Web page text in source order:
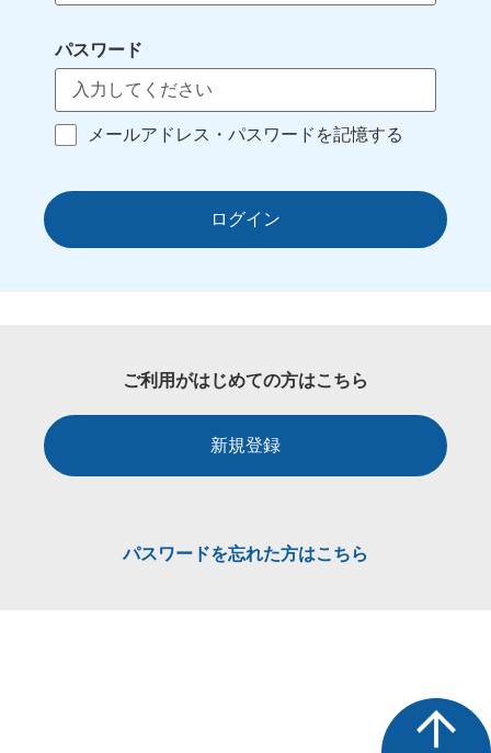
パスワード
メールアドレス・パスワードを記憶する
ログイン
ご利用がはじめての方はこちら
新規登録
パスワードを忘れた方はこちら